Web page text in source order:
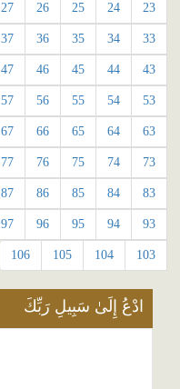
23
24
25
26
27
33
34
35
36
37
43
44
45
46
47
53
54
55
56
57
63
64
65
66
67
73
74
75
76
77
83
84
85
86
87
93
94
95
96
97
103
104
105
106
ادْعُ إِلَىٰ سَبِيلِ رَبِّكَ